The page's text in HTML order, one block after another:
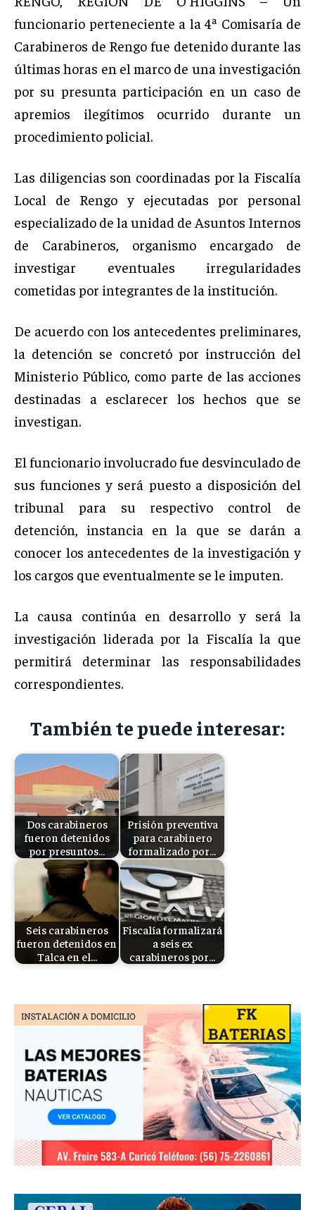
funcionario perteneciente a la 4ª Comisaría de
Carabineros de Rengo fue detenido durante las
últimas horas en el marco de una investigación
por su presunta participación en un caso de
apremios ilegítimos ocurrido durante un
procedimiento policial.
Las diligencias son coordinadas por la Fiscalía
Local de Rengo y ejecutadas por personal
especializado de la unidad de Asuntos Internos
de Carabineros, organismo encargado de
investigar eventuales irregularidades
cometidas por integrantes de la institución.
De acuerdo con los antecedentes preliminares,
la detención se concretó por instrucción del
Ministerio Público, como parte de las acciones
destinadas a esclarecer los hechos que se
investigan.
El funcionario involucrado fue desvinculado de
sus funciones y será puesto a disposición del
tribunal para su respectivo control de
detención, instancia en la que se darán a
conocer los antecedentes de la investigación y
los cargos que eventualmente se le imputen.
La causa continúa en desarrollo y será la
investigación liderada por la Fiscalía la que
permitirá determinar las responsabilidades
correspondientes.
También te puede interesar:
Dos carabineros
fueron detenidos
por presuntos…
Prisión preventiva
para carabinero
formalizado por…
Seis carabineros
fueron detenidos en
Talca en el…
Fiscalía formalizará
a seis ex
carabineros por…